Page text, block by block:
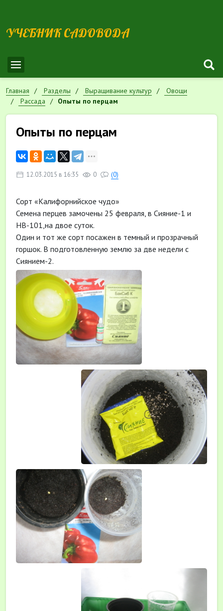
УЧЕБНИК САДОВОДА
Главная Разделы Выращивание культур
Овощи
Рассада
Опыты по перцам
Опыты по перцам
12.03.2015 в 16:35 0 (0)
Сорт «Калифорнийское чудо»
Семена перцев замочены 25 февраля, в Сияние-1 и
НВ-101,на двое суток.
Один и тот же сорт посажен в темный и прозрачный
горшок. В подготовленную землю за две недели с
Сиянием-2.